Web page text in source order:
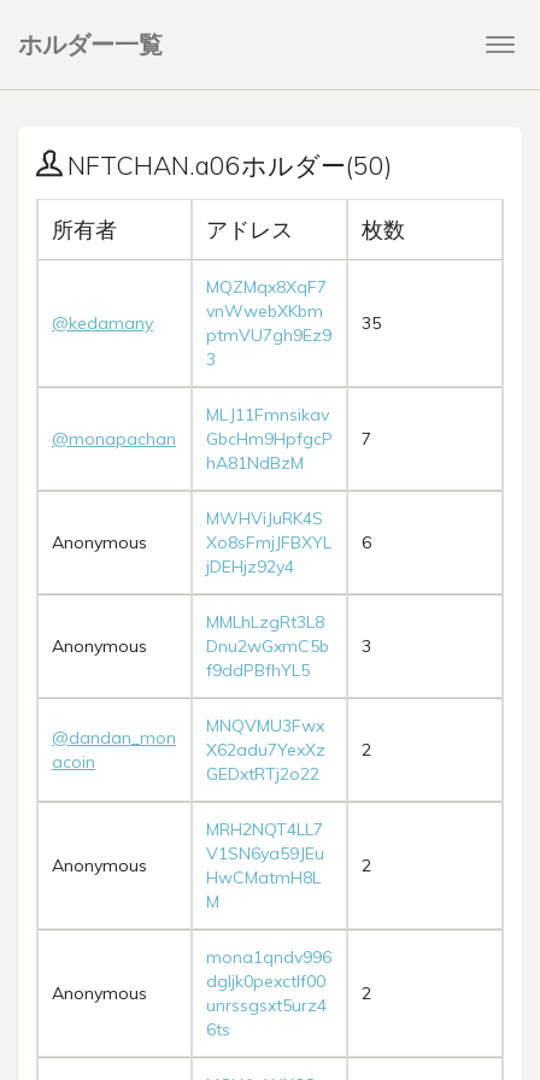
ホルダー一覧
NFTCHAN.a06ホルダー(50)
所有者 アドレス 枚数
@kedamany
MQZMqx8XqF7
vnWwebXKbm
ptmVU7gh9Ez9
3
35
@monapachan
MLJ11Fmnsikav
GbcHm9HpfgcP
hA81NdBzM
7
Anonymous
MWHViJuRK4S
Xo8sFmjJFBXYL
jDEHjz92y4
6
Anonymous
MMLhLzgRt3L8
Dnu2wGxmC5b
f9ddPBfhYL5
3
@dandan_mon
acoin
MNQVMU3Fwx
X62adu7YexXz
GEDxtRTj2o22
2
Anonymous
MRH2NQT4LL7
V1SN6ya59JEu
HwCMatmH8L
M
2
Anonymous
mona1qndv996
dgljk0pexctlf00
unrssgsxt5urz4
6ts
2